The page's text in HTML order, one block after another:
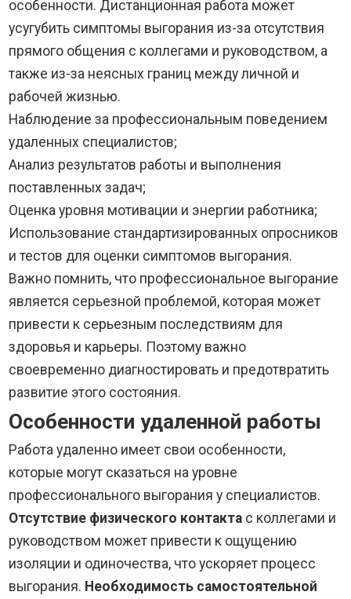
особенности. Дистанционная работа может
усугубить симптомы выгорания из-за отсутствия
прямого общения с коллегами и руководством, а
также из-за неясных границ между личной и
рабочей жизнью.
Наблюдение за профессиональным поведением
удаленных специалистов;
Анализ результатов работы и выполнения
поставленных задач;
Оценка уровня мотивации и энергии работника;
Использование стандартизированных опросников
и тестов для оценки симптомов выгорания.
Важно помнить, что профессиональное выгорание
является серьезной проблемой, которая может
привести к серьезным последствиям для
здоровья и карьеры. Поэтому важно
своевременно диагностировать и предотвратить
развитие этого состояния.
Особенности удаленной работы
Работа удаленно имеет свои особенности,
которые могут сказаться на уровне
профессионального выгорания у специалистов.
Отсутствие физического контакта с коллегами и
руководством может привести к ощущению
изоляции и одиночества, что ускоряет процесс
выгорания. Необходимость самостоятельной